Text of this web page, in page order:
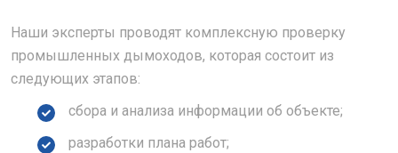
Наши эксперты проводят комплексную проверку
промышленных дымоходов, которая состоит из
следующих этапов:
сбора и анализа информации об объекте;
разработки плана работ;